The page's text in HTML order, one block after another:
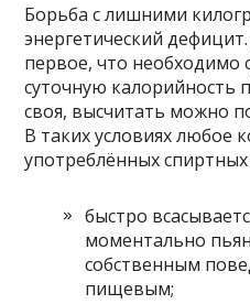
Борьба с лишними
энергетический
первое, что необходимо
суточную калорийность
своя, высчитать можно
В таких условиях любое
употреблённых
быстро
моментально
собственным
пищевым;